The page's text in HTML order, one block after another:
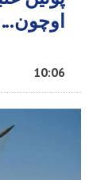
10:06